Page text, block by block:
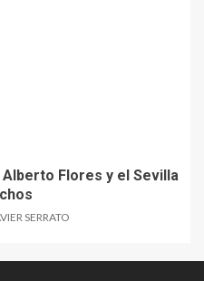
Alberto Flores y el Sevilla
SERRATO